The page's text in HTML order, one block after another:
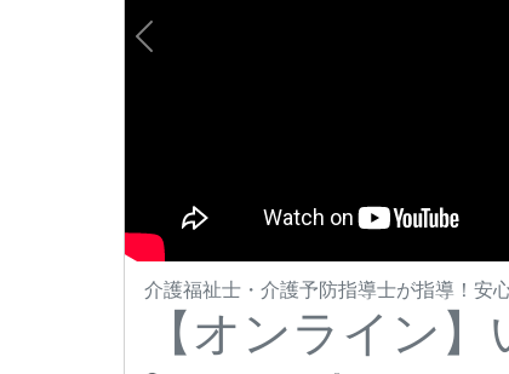
Previous
【オンライン
介護福祉士・介護予防指導士が指導！安